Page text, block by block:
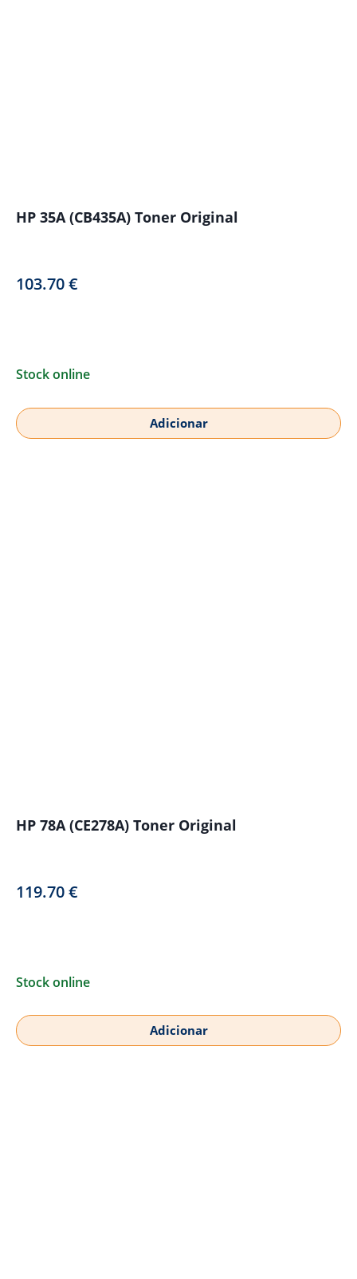
HP 35A (CB435A) Toner Original
103.70€
Stock online
Adicionar
HP 78A (CE278A) Toner Original
119.70€
Stock online
Adicionar